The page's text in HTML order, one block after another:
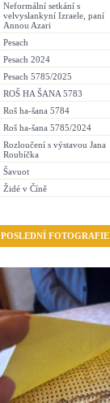
Neformální setkání s
velvyslankyní Izraele, paní
Annou Azari
Pesach
Pesach 2024
Pesach 5785/2025
ROŠ HA ŠANA 5783
Roš ha-šana 5784
Roš ha-šana 5785/2024
Rozloučení s výstavou Jana
Roubíčka
Šavuot
Židé v Číně
POSLEDNÍ FOTOGRAFIE